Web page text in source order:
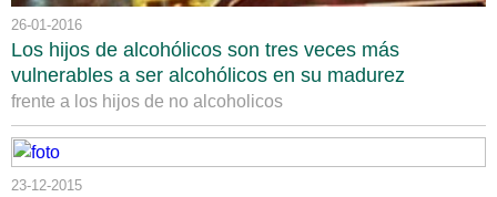
26-01-2016
Los hijos de alcohólicos son tres veces más
vulnerables a ser alcohólicos en su madurez
frente a los hijos de no alcoholicos
23-12-2015